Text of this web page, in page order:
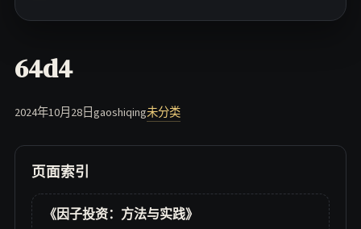
64d4
2024年10月28日gaoshiqing未分类
页面索引
《因子投资：方法与实践》